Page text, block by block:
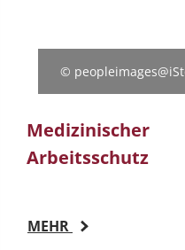
©
Medizinischer
Arbeitsschutz
MEHR